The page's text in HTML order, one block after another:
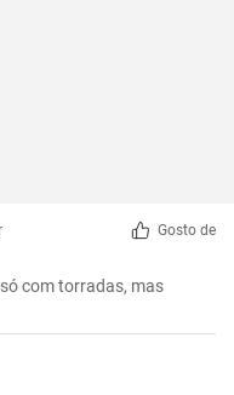
Gosto de
com torradas, mas